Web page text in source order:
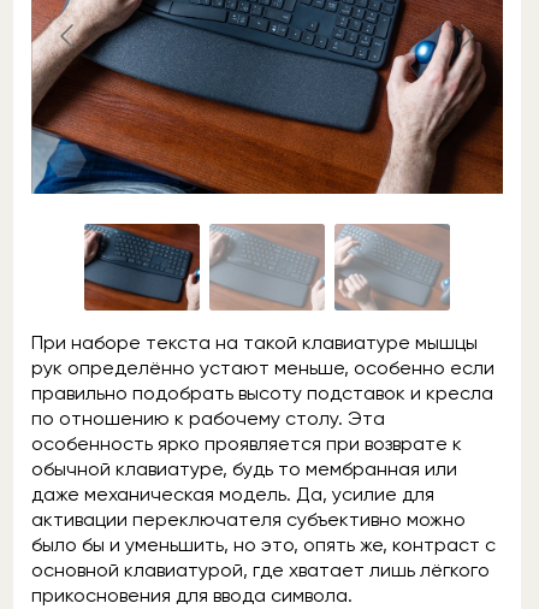
При наборе текста на такой клавиатуре мышцы
рук определённо устают меньше, особенно если
правильно подобрать высоту подставок и кресла
по отношению к рабочему столу. Эта
особенность ярко проявляется при возврате к
обычной клавиатуре, будь то мембранная или
даже механическая модель. Да, усилие для
активации переключателя субъективно можно
было бы и уменьшить, но это, опять же, контраст с
основной клавиатурой, где хватает лишь лёгкого
прикосновения для ввода символа.